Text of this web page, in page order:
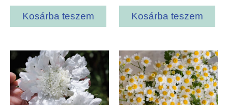
Kosárba teszem Kosárba teszem